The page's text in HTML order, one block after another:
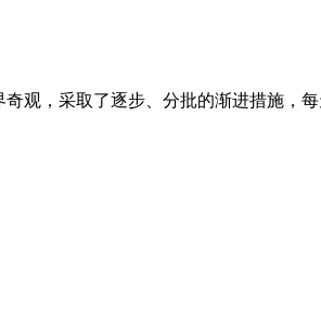
观，采取了逐步、分批的渐进措施，